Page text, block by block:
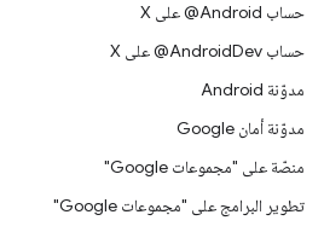
حساب ‎@Android على X
حساب ‎@AndroidDev على X
مدوّنة Android
مدوّنة أمان Google
منصّة على "مجموعات Google"
تطوير البرامج على "مجموعات Google"